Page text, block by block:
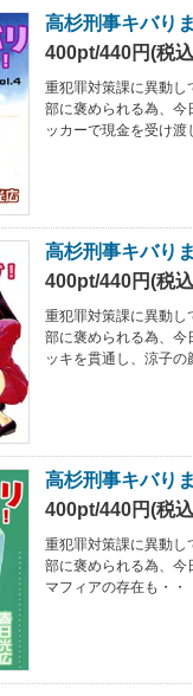
高杉刑事キバり
400pt/440円(税
重犯罪対策課に異動し
部に褒められる為、今
ッカーで現金を受け
高杉刑事キバり
400pt/440円(税
重犯罪対策課に異動し
部に褒められる為、今
ッキを貫通し、涼子の
高杉刑事キバり
400pt/440円(税
重犯罪対策課に異動し
部に褒められる為、今
マフィアの存在も・・